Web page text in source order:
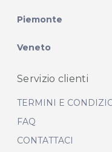
Piemonte
Veneto
Servizio clienti
TERMINI E
FAQ
CONTATTACI